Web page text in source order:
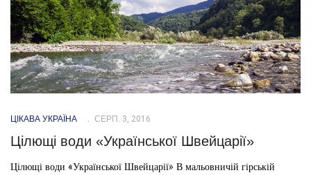
ЦІКАВА УКРАЇНА СЕРП. 3, 2016
Цілющі води «Української Швейцарії»
Цілющі води «Української Швейцарії» В мальовничій гірській